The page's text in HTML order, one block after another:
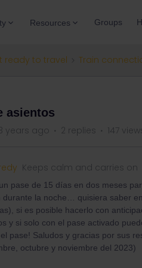
Resources Groups
ready to travel Train
asientos
years ago 2 replies 147
Keeps calm and carries on
pase de 15 días en dos meses
durante la noche… quisiera saber
si es posible hacerlo con
y si solo con el pase activado
pase! Saludos y gracias por sus
octubre y noviembre del 2023)